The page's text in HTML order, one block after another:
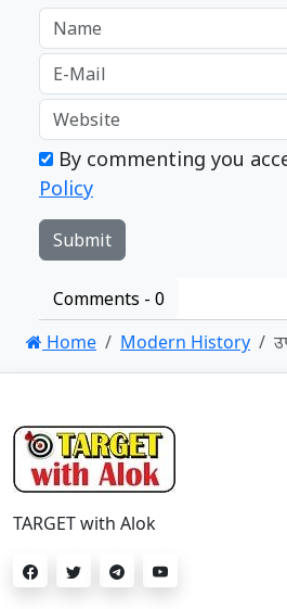
By commenting you
Policy
Comments - 0
Home
Modern History
TARGET with Alok